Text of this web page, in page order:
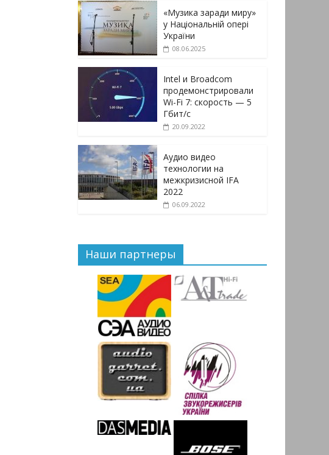
«Музика заради миру»
у Національній опері
України
08.06.2025
Intel и Broadcom
продемонстрировали
Wi-Fi 7: скорость — 5
Гбит/с
20.09.2022
Аудио видео
технологии на
межкризисной IFA
2022
06.09.2022
Наши партнеры